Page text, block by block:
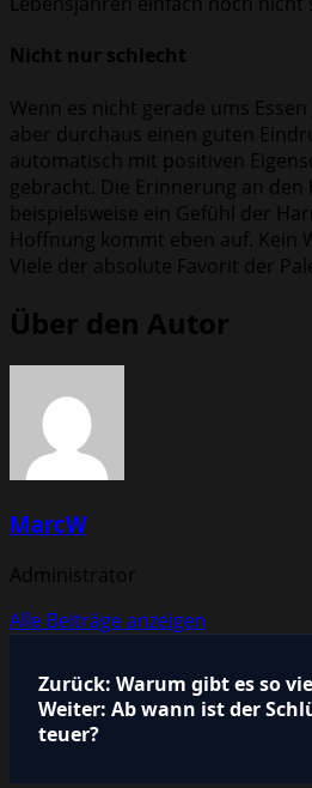
Nicht nur schlecht
Wenn es nicht gerade ums
aber durchaus einen guten
automatisch mit positiven
gebracht. Die Erinnerung an
beispielsweise ein Gefühl der
Hoffnung kommt eben auf. Kein
Viele der absolute Favorit der
Über den Autor
MarcW
Administrator
Alle Beiträge anzeigen
Beitragsnavigation
Zurück: Warum gibt es so
Weiter: Ab wann ist der
teuer?